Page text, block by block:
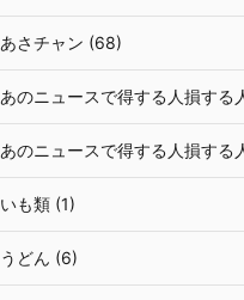
あさチャン (68)
あのニュースで得する人損する
あのニュースで得する人損する
いも類 (1)
うどん (6)